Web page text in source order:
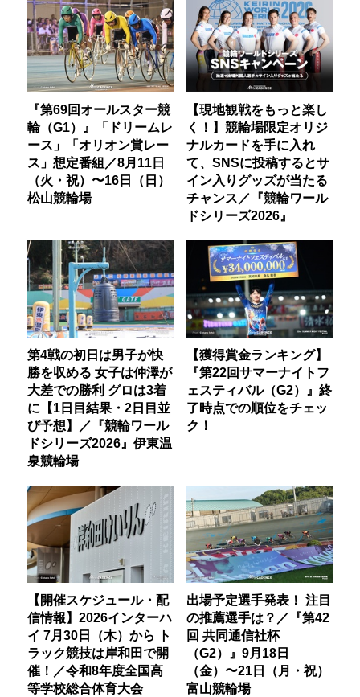
『第69回オールスター競
輪（G1）』「ドリームレ
ース」「オリオン賞レー
ス」想定番組／8月11日
（火・祝）〜16日（日）
松山競輪場
【現地観戦をもっと楽し
く！】競輪場限定オリジ
ナルカードを手に入れ
て、SNSに投稿するとサ
イン入りグッズが当たる
チャンス／『競輪ワール
ドシリーズ2026』
第4戦の初日は男子が快
勝を収める 女子は仲澤が
大差での勝利 グロは3着
に【1日目結果・2日目並
び予想】／『競輪ワール
ドシリーズ2026』伊東温
泉競輪場
【獲得賞金ランキング】
『第22回サマーナイトフ
ェスティバル（G2）』終
了時点での順位をチェッ
ク！
【開催スケジュール・配
信情報】2026インターハ
イ 7月30日（木）から ト
ラック競技は岸和田で開
催！／令和8年度全国高
等学校総合体育大会
出場予定選手発表！ 注目
の推薦選手は？／『第42
回 共同通信社杯
（G2）』9月18日
（金）〜21日（月・祝）
富山競輪場